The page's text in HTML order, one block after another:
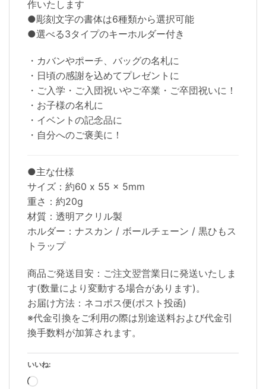
作いたします
●彫刻文字の書体は6種類から選択可能
●選べる3タイプのキーホルダー付き
・カバンやポーチ、バッグの名札に
・日頃の感謝を込めてプレゼントに
・ご入学・ご入団祝いやご卒業・ご卒団祝いに！
・お子様の名札に
・イベントの記念品に
・自分へのご褒美に！
●主な仕様
サイズ：約60 x 55 x 5mm
重さ：約20g
材質：透明アクリル製
ホルダー：ナスカン / ボールチェーン / 黒ひもス
トラップ
商品ご発送目安：ご注文翌営業日に発送いたしま
す(数量により変動する場合があります)。
お届け方法：ネコポス便(ポスト投函)
※代金引換をご利用の際は別途送料および代金引
換手数料が加算されます。
いいね:
読